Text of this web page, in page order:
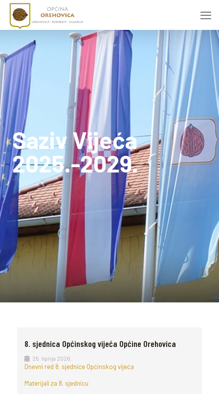
Saziv Vijeća
2025.-2029.
8. sjednica Općinskog vijeća Općine Orehovica
25. lipnja 2026.
Dnevni red 8. sjednice Općinskog vijeća
Materijali za 8. sjednicu